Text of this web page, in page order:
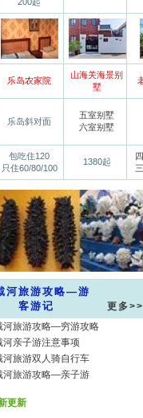
乐岛农家院
山海关海景别
墅
乐岛斜对面
五室别墅
六室别墅
包吃住120
只住60/80/100
1380起
河旅游攻略—游
客游记
更多
河旅游攻略—穷游攻略
河亲子游注意事项
河旅游双人骑自行车
河旅游攻略—亲子游
更新